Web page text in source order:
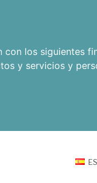
los siguientes
y servicios y
ES